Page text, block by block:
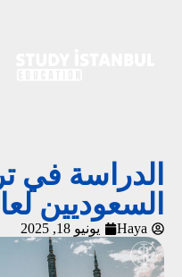
الدراسة في
السعوديين لعام
Haya يونيو 18, 2025